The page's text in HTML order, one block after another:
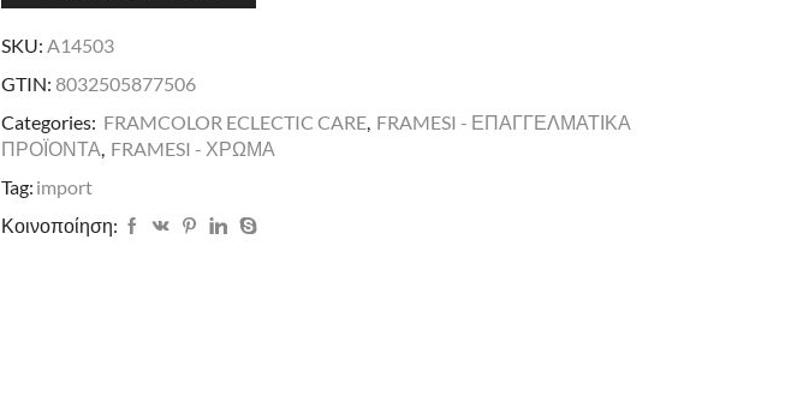
SKU: A14503
GTIN: 8032505877506
Categories: FRAMCOLOR ECLECTIC CARE FRAMESI - ΕΠΑΓΓΕΛΜΑΤΙΚΑ
ΠΡΟΪΟΝΤΑ FRAMESI - ΧΡΩΜΑ
Tag: import
Κοινοποίηση: